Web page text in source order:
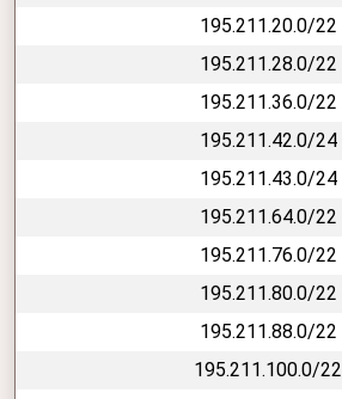
195.211.20.0/22
195.211.28.0/22
195.211.36.0/22
195.211.42.0/24
195.211.43.0/24
195.211.64.0/22
195.211.76.0/22
195.211.80.0/22
195.211.88.0/22
195.211.100.0/22